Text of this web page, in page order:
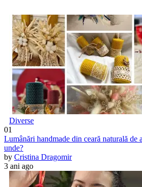
Diverse
01
Lumânări handmade din ceară naturală de
unde?
by Cristina Dragomir
3 ani ago